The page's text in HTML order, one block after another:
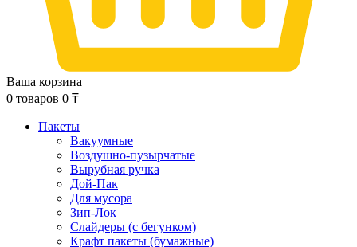
Ваша корзина
0 товаров 0 ₸
Пакеты
Вакуумные
Воздушно-пузырчатые
Вырубная ручка
Дой-Пак
Для мусора
Зип-Лок
Слайдеры (с бегунком)
Крафт пакеты (бумажные)